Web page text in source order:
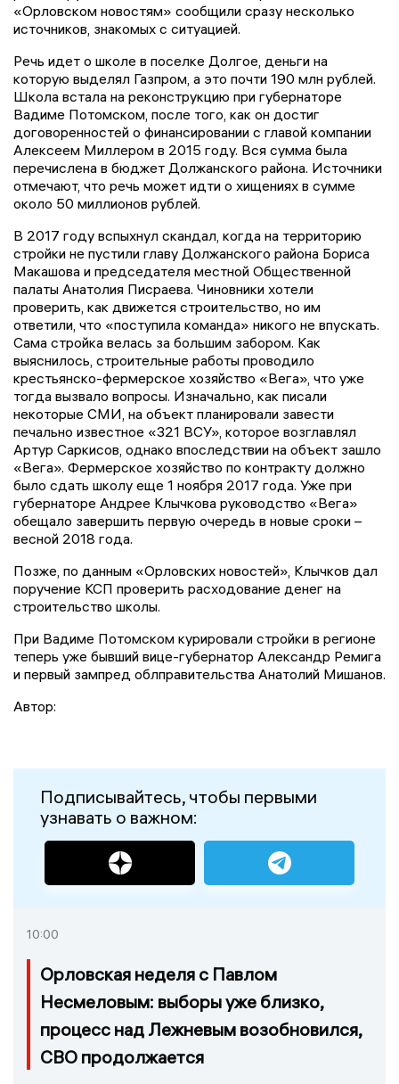
«Орловском новостям» сообщили сразу несколько
источников, знакомых с ситуацией.
Речь идет о школе в поселке Долгое, деньги на
которую выделял Газпром, а это почти 190 млн рублей.
Школа встала на реконструкцию при губернаторе
Вадиме Потомском, после того, как он достиг
договоренностей о финансировании с главой компании
Алексеем Миллером в 2015 году. Вся сумма была
перечислена в бюджет Должанского района. Источники
отмечают, что речь может идти о хищениях в сумме
около 50 миллионов рублей.
В 2017 году вспыхнул скандал, когда на территорию
стройки не пустили главу Должанского района Бориса
Макашова и председателя местной Общественной
палаты Анатолия Писраева. Чиновники хотели
проверить, как движется строительство, но им
ответили, что «поступила команда» никого не впускать.
Сама стройка велась за большим забором. Как
выяснилось, строительные работы проводило
крестьянско-фермерское хозяйство «Вега», что уже
тогда вызвало вопросы. Изначально, как писали
некоторые СМИ, на объект планировали завести
печально известное «321 ВСУ», которое возглавлял
Артур Саркисов, однако впоследствии на объект зашло
«Вега». Фермерское хозяйство по контракту должно
было сдать школу еще 1 ноября 2017 года. Уже при
губернаторе Андрее Клычкова руководство «Вега»
обещало завершить первую очередь в новые сроки –
весной 2018 года.
Позже, по данным «Орловских новостей», Клычков дал
поручение КСП проверить расходование денег на
строительство школы.
При Вадиме Потомском курировали стройки в регионе
теперь уже бывший вице-губернатор Александр Ремига
и первый зампред облправительства Анатолий Мишанов.
Автор:
Подписывайтесь, чтобы первыми
узнавать о важном:
10:00
Орловская неделя с Павлом
Несмеловым: выборы уже близко,
процесс над Лежневым возобновился,
СВО продолжается